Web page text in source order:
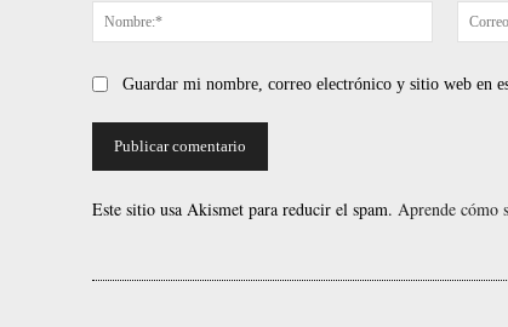
Nombre:*
Guardar mi nombre, correo electrónico y sitio web en
Este sitio usa Akismet para reducir el spam. Aprende cómo